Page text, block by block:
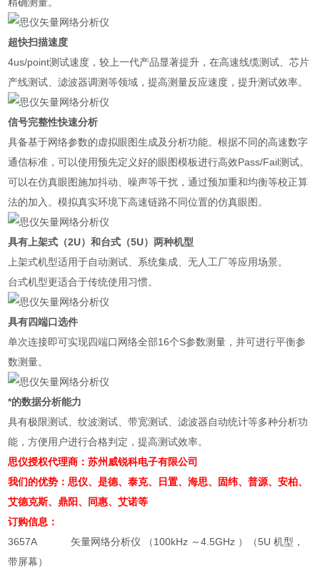
超快扫描速度
4us/point测试速度，较上一代产品显著提升，在高速线缆测试、芯片
产线测试、滤波器调测等领域，提高测量反应速度，提升测试效率。
信号完整性快速分析
具备基于网络参数的虚拟眼图生成及分析功能。根据不同的高速数字
通信标准，可以使用预先定义好的眼图模板进行高效Pass/Fail测试。
可以在仿真眼图施加抖动、噪声等干扰，通过预加重和均衡等校正算
法的加入。模拟真实环境下高速链路不同位置的仿真眼图。
具有上架式（2U）和台式（5U）两种机型
上架式机型适用于自动测试、系统集成、无人工厂等应用场景。
台式机型更适合于传统使用习惯。
具有四端口选件
单次连接即可实现四端口网络全部16个S参数测量，并可进行平衡参
数测量。
*的数据分析能力
具有极限测试、纹波测试、带宽测试、滤波器自动统计等多种分析功
能，方便用户进行合格判定，提高测试效率。
思仪授权代理商：苏州威锐科电子有限公司
我们的优势：思仪、是德、泰克、日置、海思、固纬、普源、安柏、
艾德克斯、鼎阳、
同惠、艾诺等
订购信息：
3657A 矢量网络分析仪 （100kHz ～4.5GHz ）（5U 机型，
带屏幕）